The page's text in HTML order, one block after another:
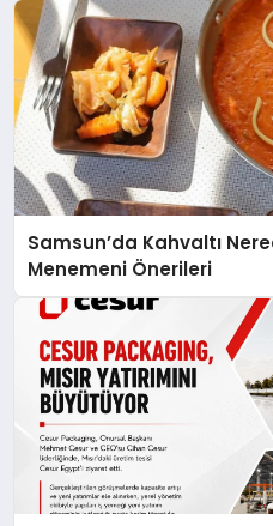
Samsun’da Kahvaltı
Menemeni Önerileri